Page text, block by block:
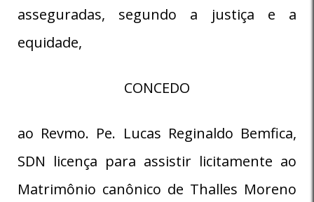
asseguradas, segundo a justiça e a
equidade,
CONCEDO
ao Revmo. Pe. Lucas Reginaldo Bemfica,
SDN licença para assistir licitamente ao
Matrimônio canônico de Thalles Moreno